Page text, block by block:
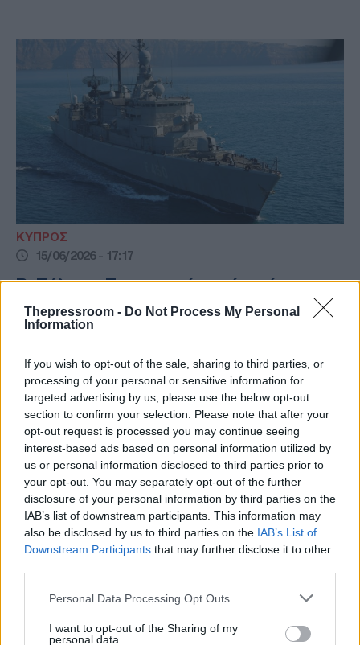
Thepressroom - Do Not Process My Personal
Information
If you wish to opt-out of the sale, sharing to third parties, or
processing of your personal or sensitive information for
targeted advertising by us, please use the below opt-out
section to confirm your selection. Please note that after your
opt-out request is processed you may continue seeing
interest-based ads based on personal information utilized by
us or personal information disclosed to third parties prior to
your opt-out. You may separately opt-out of the further
disclosure of your personal information by third parties on the
IAB’s list of downstream participants. This information may
also be disclosed by us to third parties on the IAB’s List of
Downstream Participants that may further disclose it to other
Please note that this website/app uses one or more Google
not limited to your visit or usage behaviour. You may click to
Personal Data Processing Opt Outs
I want to opt-out of the Sharing of my
personal data.
ΚΥΠΡΟΣ
15/06/2026 - 17:17
Β. Πάλμας: Προσωρινή και όχι μόνιμη η
παρουσία ελληνικών F-16 και φρεγάτας
στην Κύπρο – Τι προβλέπει η συμφωνία
Σαφείς διευκρινίσεις αναφορικά με το
καθεστώς παραμονής των ελληνικών και
γαλλικών στρατιωτικών δυνάμεων στην
Κύπρο έδωσε ο Υπουργός Άμυνας, Βασίλης
Πάλμας.